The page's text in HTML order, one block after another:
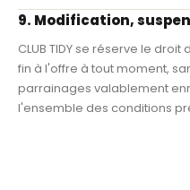
9. Modification,
CLUB TIDY se réserve le
fin à l'offre à tout moment,
parrainages valablement
l'ensemble des conditions